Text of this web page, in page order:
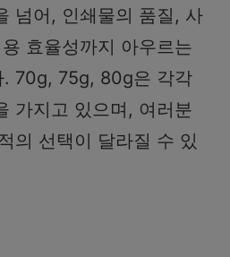
넘어, 인쇄물의 품질, 사
효율성까지 아우르는
. 70g, 75g, 80g은 각각
가지고 있으며, 여러분
의 선택이 달라질 수 있